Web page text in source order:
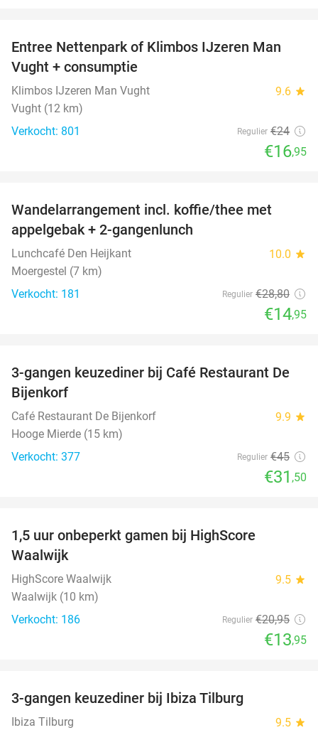
29%
Entree Nettenpark of Klimbos IJzeren Man
Vught + consumptie
Klimbos IJzeren Man Vught 9.6 star
Vught (12 km)
Verkocht: 801
Regulier €24
€16,95
Wandelarrangement incl. koffie/thee met
appelgebak + 2-gangenlunch
Lunchcafé Den Heijkant 10.0 star
Moergestel (7 km)
Verkocht: 181
Regulier €28,80
€14,95
30%
3-gangen keuzediner bij Café Restaurant De
Bijenkorf
Café Restaurant De Bijenkorf 9.9 star
Hooge Mierde (15 km)
Verkocht: 377
Regulier €45
€31 ,50
1,5 uur onbeperkt gamen bij HighScore
Waalwijk
HighScore Waalwijk 9.5 star
Waalwijk (10 km)
Verkocht: 186
Regulier €20,95
€13,95
3-gangen keuzediner bij Ibiza Tilburg
Ibiza Tilburg 9.5 star